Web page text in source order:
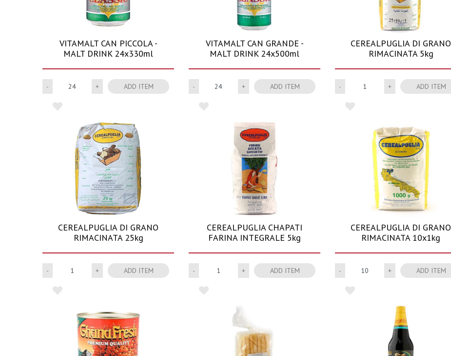
VITAMALT CAN PICCOLA -
MALT DRINK 24x330ml
Quantity ADD ITEM
VITAMALT CAN GRANDE -
MALT DRINK 24x500ml
Quantity ADD ITEM
CEREALPUGLIA DI GRANO
RIMACINATA 5kg
Quantity ADD ITEM
CEREALPUGLIA DI GRANO
RIMACINATA 25kg
Quantity ADD ITEM
CEREALPUGLIA CHAPATI
FARINA INTEGRALE 5kg
Quantity ADD ITEM
CEREALPUGLIA DI GRANO
RIMACINATA 10x1kg
Quantity ADD ITEM